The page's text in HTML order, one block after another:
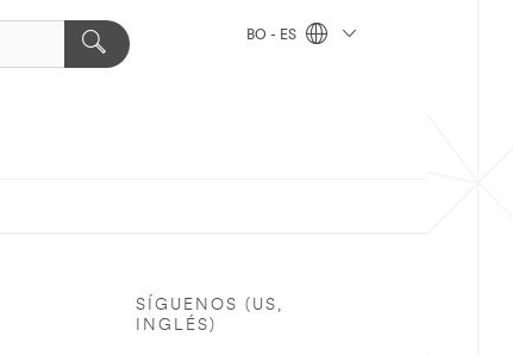
BO - ES
SÍGUENOS (US,
INGLÉS)